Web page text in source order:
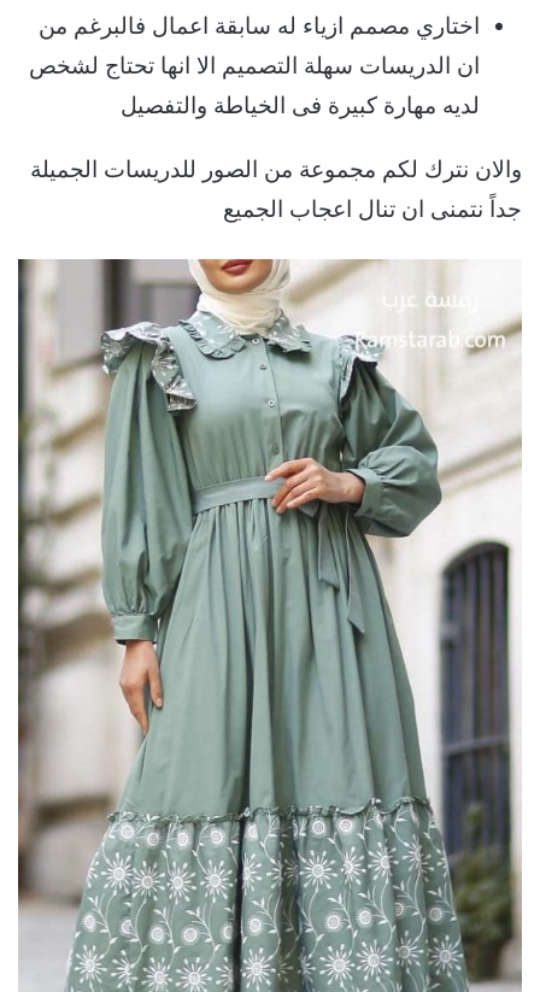
اختاري مصمم ازياء له سابقة اعمال فالبرغم من
ان الدريسات سهلة التصميم الا انها تحتاج لشخص
لديه مهارة كبيرة فى الخياطة والتفصيل
والان نترك لكم مجموعة من الصور للدريسات الجميلة
جداً نتمنى ان تنال اعجاب الجميع